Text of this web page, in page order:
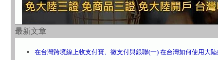
最新文章
在台灣跨境線上收支付寶、微支付與銀聯(一) 在台灣如何使用大